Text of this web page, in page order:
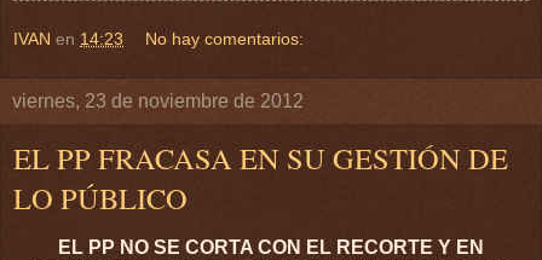
IVAN en 14:23 No hay comentarios:
viernes, 23 de noviembre de 2012
EL PP FRACASA EN SU GESTIÓN DE
LO PÚBLICO
EL PP NO SE CORTA CON EL RECORTE Y EN